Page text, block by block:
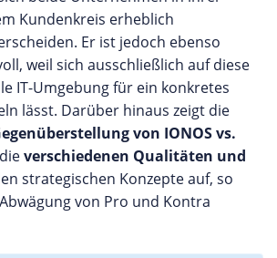
Kundenkreis erheblich
Er ist jedoch ebenso
weil sich ausschließlich auf diese
IT-Umgebung für ein konkretes
lässt. Darüber hinaus zeigt die
von IONOS vs.
verschiedenen Qualitäten und
strategischen Konzepte auf, so
von Pro und Kontra